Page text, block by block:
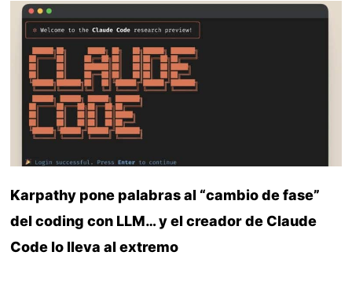
Karpathy pone palabras al “cambio de fase”
del coding con LLM… y el creador de Claude
Code lo lleva al extremo